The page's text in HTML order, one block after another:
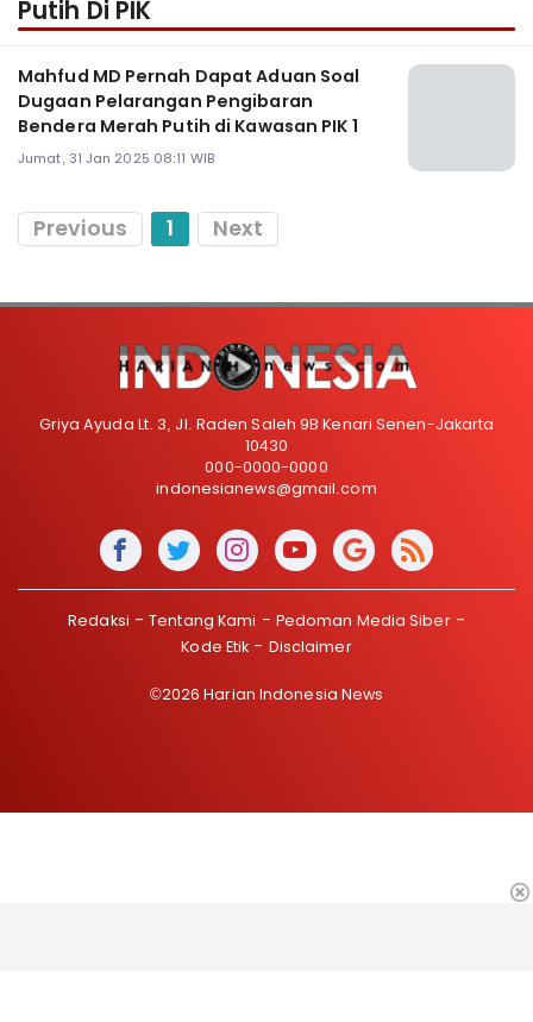
Putih Di PIK
Mahfud MD Pernah Dapat Aduan Soal
Dugaan Pelarangan Pengibaran
Bendera Merah Putih di Kawasan PIK 1
Jumat, 31 Jan 2025 08:11 WIB
Previous 1 Next
Griya Ayuda Lt. 3, Jl. Raden Saleh 9B Kenari Senen-Jakarta
10430
000-0000-0000
indonesianews@gmail.com
Redaksi Tentang Kami
Pedoman Media Siber
Kode Etik
Disclaimer
©2026 Harian Indonesia News